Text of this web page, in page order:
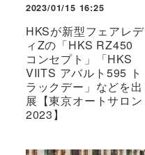
2023/01/15 16:25
HKSが新型フェアレデ
ィZの「HKS RZ450
コンセプト」「HKS
VIITS アバルト595 ト
ラックデー」などを出
展【東京オートサロン
2023】